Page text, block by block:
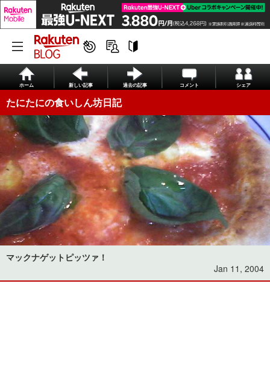
ホーム 新しい記事 過去の記事 コメント シェア
たにたにの食いしん坊日記
マックナゲットピッツァ！
Jan 11, 2004